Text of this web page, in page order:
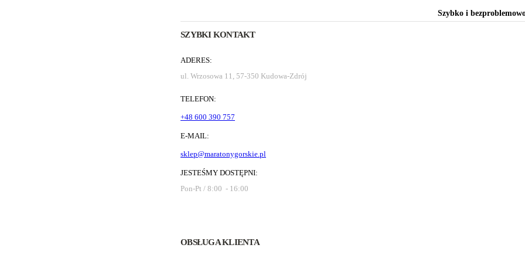
Szybko i
SZYBKI KONTAKT
ADERES:
ul. Wrzosowa 11, 57-350 Kudowa-Zdrój
TELEFON:
+48 600 390 757
E-MAIL:
sklep@maratonygorskie.pl
JESTEŚMY DOSTĘPNI:
Pon-Pt / 8:00 - 16:00
OBSŁUGA KLIENTA